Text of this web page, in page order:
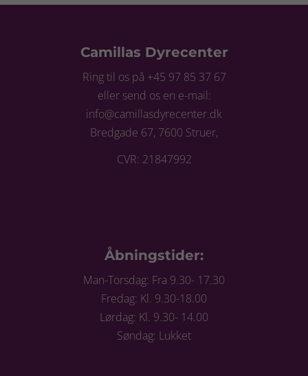
Camillas Dyrecenter
Ring til os på +45 97 85 37 67
eller send os en e-mail:
info@camillasdyrecenter.dk
Bredgade 67, 7600 Struer,
CVR: 21847992
Åbningstider:
Man-Torsdag: Fra 9.30- 17.30
Fredag: Kl. 9.30-18.00
Lørdag: Kl. 9.30- 14.00
Søndag: Lukket